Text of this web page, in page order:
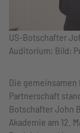
US-Botschafter
Auditorium; Bild:
Die
Partnerschaft
Botschafter John
Akademie am 12.